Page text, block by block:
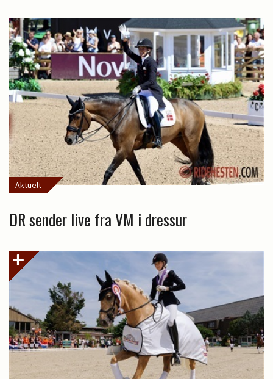
Aktuelt
DR sender live fra VM i dressur